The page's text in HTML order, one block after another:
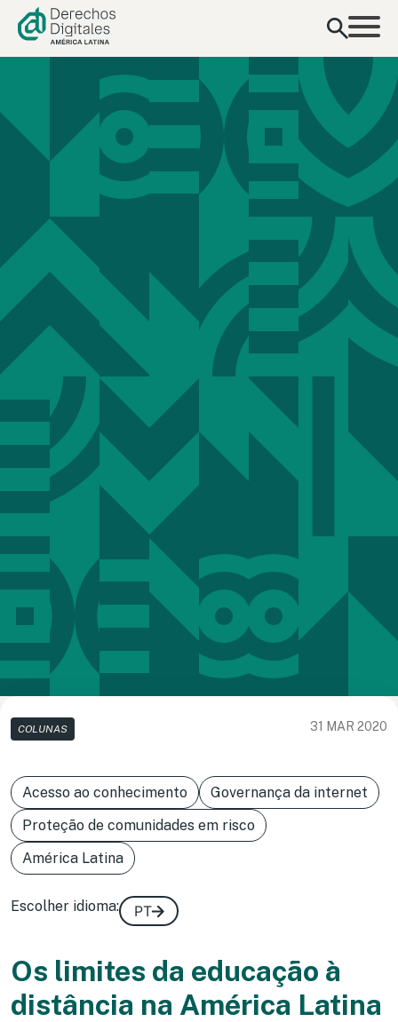
conteúdo
COLUNAS 31 MAR 2020
Acesso ao conhecimento
Governança da internet
Proteção de comunidades em risco
América Latina
Escolher idioma: PT
Os limites da educação à
distância na América Latina